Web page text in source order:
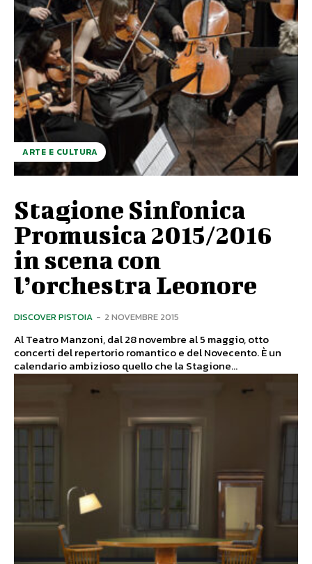
ARTE E CULTURA
Stagione Sinfonica
Promusica 2015/2016
in scena con
l’orchestra Leonore
DISCOVER PISTOIA - 2 NOVEMBRE 2015
Al Teatro Manzoni, dal 28 novembre al 5 maggio, otto
concerti del repertorio romantico e del Novecento. È un
calendario ambizioso quello che la Stagione...